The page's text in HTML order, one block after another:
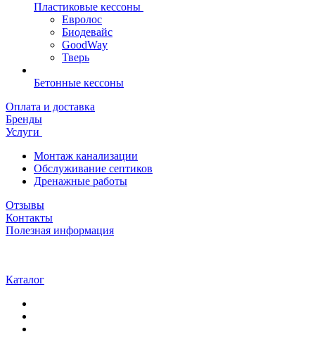
Пластиковые кессоны
Евролос
Биодевайс
GoodWay
Тверь
Бетонные кессоны
Оплата и доставка
Бренды
Услуги
Монтаж канализации
Обслуживание септиков
Дренажные работы
Отзывы
Контакты
Полезная информация
Каталог